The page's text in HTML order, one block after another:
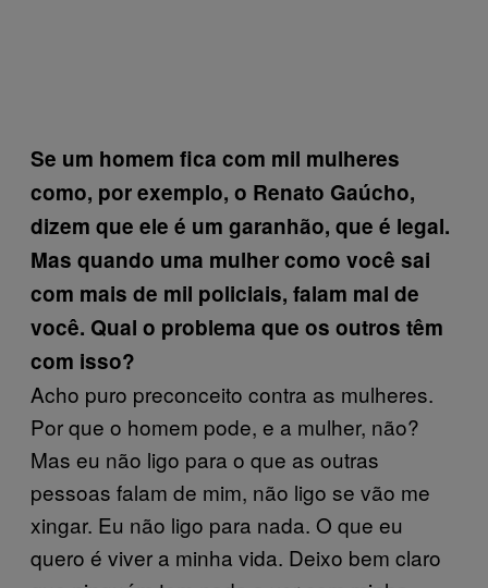
Se um homem fica com mil mulheres
como, por exemplo, o Renato Gaúcho,
dizem que ele é um garanhão, que é legal.
Mas quando uma mulher como você sai
com mais de mil policiais, falam mal de
você. Qual o problema que os outros têm
com isso?
Acho puro preconceito contra as mulheres.
Por que o homem pode, e a mulher, não?
Mas eu não ligo para o que as outras
pessoas falam de mim, não ligo se vão me
xingar. Eu não ligo para nada. O que eu
quero é viver a minha vida. Deixo bem claro